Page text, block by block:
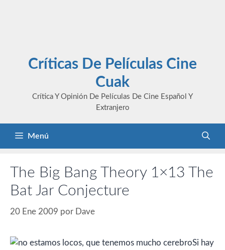
Críticas De Películas Cine
Cuak
Crítica Y Opinión De Películas De Cine Español Y
Extranjero
Menú
The Big Bang Theory 1×13 The
Bat Jar Conjecture
20 Ene 2009 por Dave
Si hay